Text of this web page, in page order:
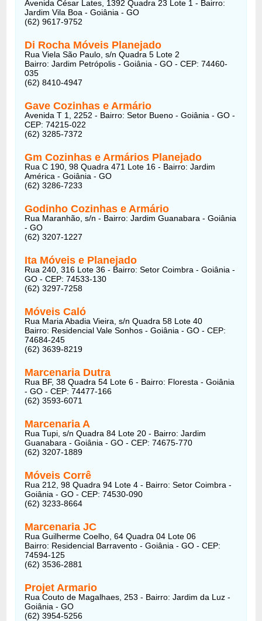
Avenida César Lates, 1392 Quadra 23 Lote 1 - Bairro:
Jardim Vila Boa - Goiânia - GO
(62) 9617-9752
Di Rocha Móveis Planejado
Rua Viela São Paulo, s/n Quadra 5 Lote 2
Bairro: Jardim Petrópolis - Goiânia - GO - CEP: 74460-
035
(62) 8410-4947
Gave Cozinhas e Armário
Avenida T 1, 2252 - Bairro: Setor Bueno - Goiânia - GO -
CEP: 74215-022
(62) 3285-7372
Gm Cozinhas e Armários Planejado
Rua C 190, 98 Quadra 471 Lote 16 - Bairro: Jardim
América - Goiânia - GO
(62) 3286-7233
Godinho Cozinhas e Armário
Rua Maranhão, s/n - Bairro: Jardim Guanabara - Goiânia
- GO
(62) 3207-1227
Ita Móveis e Planejado
Rua 240, 316 Lote 36 - Bairro: Setor Coimbra - Goiânia -
GO - CEP: 74533-130
(62) 3297-7258
Móveis Caló
Rua Maria Abadia Vieira, s/n Quadra 58 Lote 40
Bairro: Residencial Vale Sonhos - Goiânia - GO - CEP:
74684-245
(62) 3639-8219
Marcenaria Dutra
Rua BF, 38 Quadra 54 Lote 6 - Bairro: Floresta - Goiânia
- GO - CEP: 74477-166
(62) 3593-6071
Marcenaria A
Rua Tupi, s/n Quadra 84 Lote 20 - Bairro: Jardim
Guanabara - Goiânia - GO - CEP: 74675-770
(62) 3207-1889
Móveis Corrê
Rua 212, 98 Quadra 94 Lote 4 - Bairro: Setor Coimbra -
Goiânia - GO - CEP: 74530-090
(62) 3233-8664
Marcenaria JC
Rua Guilherme Coelho, 64 Quadra 04 Lote 06
Bairro: Residencial Barravento - Goiânia - GO - CEP:
74594-125
(62) 3536-2881
Projet Armario
Rua Couto de Magalhaes, 253 - Bairro: Jardim da Luz -
Goiânia - GO
(62) 3954-5256